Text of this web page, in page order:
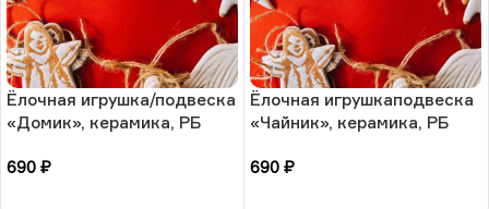
Ёлочная игрушка/подвеска
«Домик», керамика, РБ
690 ₽
Ёлочная игрушкаподвеска
«Чайник», керамика, РБ
690 ₽